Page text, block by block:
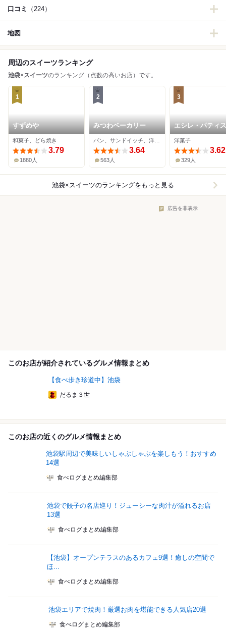
口コミ （224）
地図
周辺のスイーツランキング
池袋×スイーツのランキング（点数の高いお店）です。
1
すずめや
和菓子、どら焼き
3.79
1880人
2
みつわベーカリー
3.64
563人
3
エシレ・パティ
オ ブール 西武池
洋菓子
3.62
329人
池袋×スイーツのランキングをもっと見る
広告を非表示
このお店が紹介されているグルメ情報まとめ
【食べ歩き珍道中】池袋
だるま３世
このお店の近くのグルメ情報まとめ
池袋駅周辺で美味しいしゃぶしゃぶを楽しもう！おすすめ
14選
食べログまとめ編集部
池袋で餃子の名店巡り！ジューシーな肉汁が溢れるお店
13選
食べログまとめ編集部
【池袋】オープンテラスのあるカフェ9選！癒しの空間で
ほ...
食べログまとめ編集部
池袋エリアで焼肉！厳選お肉を堪能できる人気店20選
食べログまとめ編集部